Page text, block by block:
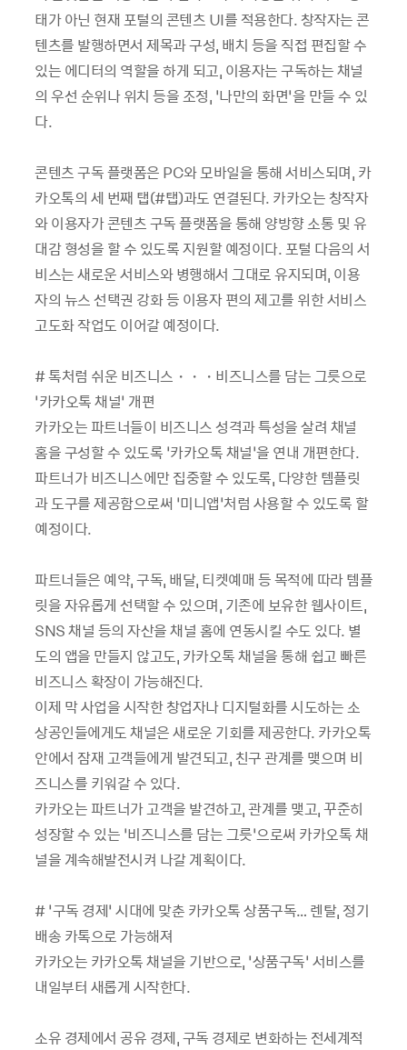
태가 아닌 현재 포털의 콘텐츠 UI를 적용한다. 창작자는 콘
텐츠를 발행하면서 제목과 구성, 배치 등을 직접 편집할 수
있는 에디터의 역할을 하게 되고, 이용자는 구독하는 채널
의 우선 순위나 위치 등을 조정, ‘나만의 화면’을 만들 수 있
다.
콘텐츠 구독 플랫폼은 PC와 모바일을 통해 서비스되며, 카
카오톡의 세 번째 탭(#탭)과도 연결된다. 카카오는 창작자
와 이용자가 콘텐츠 구독 플랫폼을 통해 양방향 소통 및 유
대감 형성을 할 수 있도록 지원할 예정이다. 포털 다음의 서
비스는 새로운 서비스와 병행해서 그대로 유지되며, 이용
자의 뉴스 선택권 강화 등 이용자 편의 제고를 위한 서비스
고도화 작업도 이어갈 예정이다.
# 톡처럼 쉬운 비즈니스・・・비즈니스를 담는 그릇으로
‘카카오톡 채널’ 개편
카카오는 파트너들이 비즈니스 성격과 특성을 살려 채널
홈을 구성할 수 있도록 ‘카카오톡 채널’을 연내 개편한다.
파트너가 비즈니스에만 집중할 수 있도록, 다양한 템플릿
과 도구를 제공함으로써 ‘미니앱’처럼 사용할 수 있도록 할
예정이다.
파트너들은 예약, 구독, 배달, 티켓예매 등 목적에 따라 템플
릿을 자유롭게 선택할 수 있으며, 기존에 보유한 웹사이트,
SNS 채널 등의 자산을 채널 홈에 연동시킬 수도 있다. 별
도의 앱을 만들지 않고도, 카카오톡 채널을 통해 쉽고 빠른
비즈니스 확장이 가능해진다.
이제 막 사업을 시작한 창업자나 디지털화를 시도하는 소
상공인들에게도 채널은 새로운 기회를 제공한다. 카카오톡
안에서 잠재 고객들에게 발견되고, 친구 관계를 맺으며 비
즈니스를 키워갈 수 있다.
카카오는 파트너가 고객을 발견하고, 관계를 맺고, 꾸준히
성장할 수 있는 ‘비즈니스를 담는 그릇’으로써 카카오톡 채
널을 계속해발전시켜 나갈 계획이다.
# ‘구독 경제’ 시대에 맞춘 카카오톡 상품구독… 렌탈, 정기
배송 카톡으로 가능해져
카카오는 카카오톡 채널을 기반으로, ‘상품구독’ 서비스를
내일부터 새롭게 시작한다.
소유 경제에서 공유 경제, 구독 경제로 변화하는 전세계적